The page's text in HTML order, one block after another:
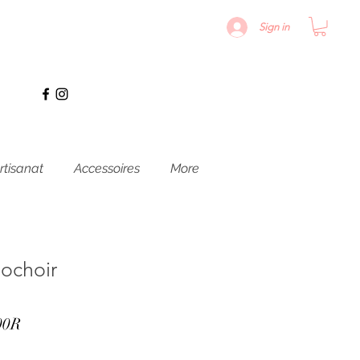
Sign in
Accessoires More
Prix